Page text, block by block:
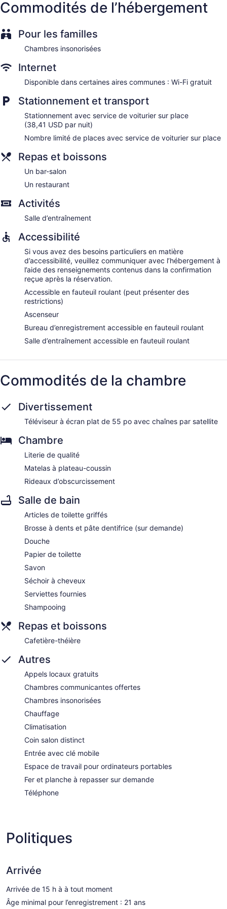
Commodités de l’hébergement
Pour les familles
Chambres insonorisées
Internet
Disponible dans certaines aires communes : Wi-Fi gratuit
Stationnement et transport
Stationnement avec service de voiturier sur place
(38,41 USD par nuit)
Nombre limité de places avec service de voiturier sur place
Repas et boissons
Un bar-salon
Un restaurant
Activités
Salle d’entraînement
Accessibilité
Si vous avez des besoins particuliers en matière
d’accessibilité, veuillez communiquer avec l’hébergement à
l’aide des renseignements contenus dans la confirmation
reçue après la réservation.
Accessible en fauteuil roulant (peut présenter des
restrictions)
Ascenseur
Bureau d’enregistrement accessible en fauteuil roulant
Salle d’entraînement accessible en fauteuil roulant
Commodités de la chambre
Divertissement
Téléviseur à écran plat de 55 po avec chaînes par satellite
Chambre
Literie de qualité
Matelas à plateau-coussin
Rideaux d’obscurcissement
Salle de bain
Articles de toilette griffés
Brosse à dents et pâte dentifrice (sur demande)
Douche
Papier de toilette
Savon
Séchoir à cheveux
Serviettes fournies
Shampooing
Repas et boissons
Cafetière-théière
Autres
Appels locaux gratuits
Chambres communicantes offertes
Chambres insonorisées
Chauffage
Climatisation
Coin salon distinct
Entrée avec clé mobile
Espace de travail pour ordinateurs portables
Fer et planche à repasser sur demande
Téléphone
Politiques
Arrivée
Arrivée de 15 h à à tout moment
Âge minimal pour l’enregistrement : 21 ans